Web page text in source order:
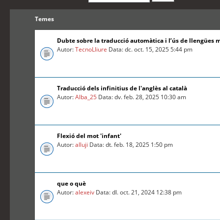
Temes
Dubte sobre la traducció automàtica i l’ús de llengües
Autor:TecnoLliure Data: dc. oct. 15, 2025 5:44 pm
Traducció dels infinitius de l'anglès al català
Autor:Alba_25 Data: dv. feb. 28, 2025 10:30 am
Flexió del mot 'infant'
Autor:alluji Data: dt. feb. 18, 2025 1:50 pm
que o què
Autor:alexeiv Data: dl. oct. 21, 2024 12:38 pm